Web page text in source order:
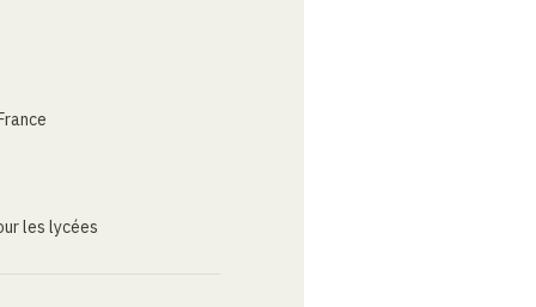
les lycées